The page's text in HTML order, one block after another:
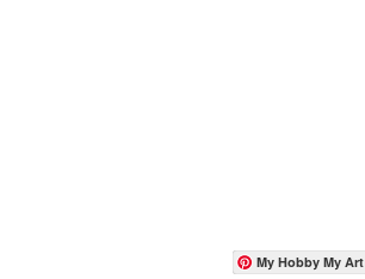
My Hobby My Art